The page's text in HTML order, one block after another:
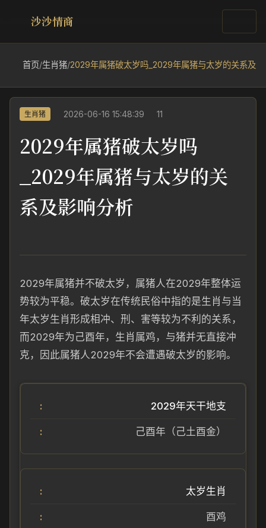
沙沙情商
首页/生肖猪/2029年属猪破太岁吗_2029年属猪与太岁的关系及
生肖猪 2026-06-16 15:48:39 11
2029年属猪破太岁吗
_2029年属猪与太岁的关
系及影响分析
2029年属猪并不破太岁，属猪人在2029年整体运
势较为平稳。破太岁在传统民俗中指的是生肖与当
年太岁生肖形成相冲、刑、害等较为不利的关系，
而2029年为己酉年，生肖属鸡，与猪并无直接冲
克，因此属猪人2029年不会遭遇破太岁的影响。
2029年天干地支
己酉年（己土酉金）
太岁生肖
酉鸡